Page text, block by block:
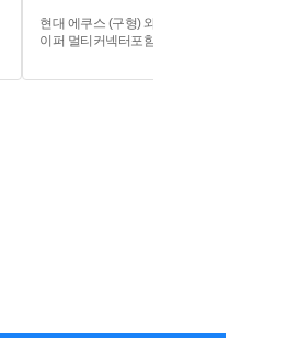
현대 에쿠스 (구형) 와이퍼 모든와
이퍼 멀티커넥터포함 550mm